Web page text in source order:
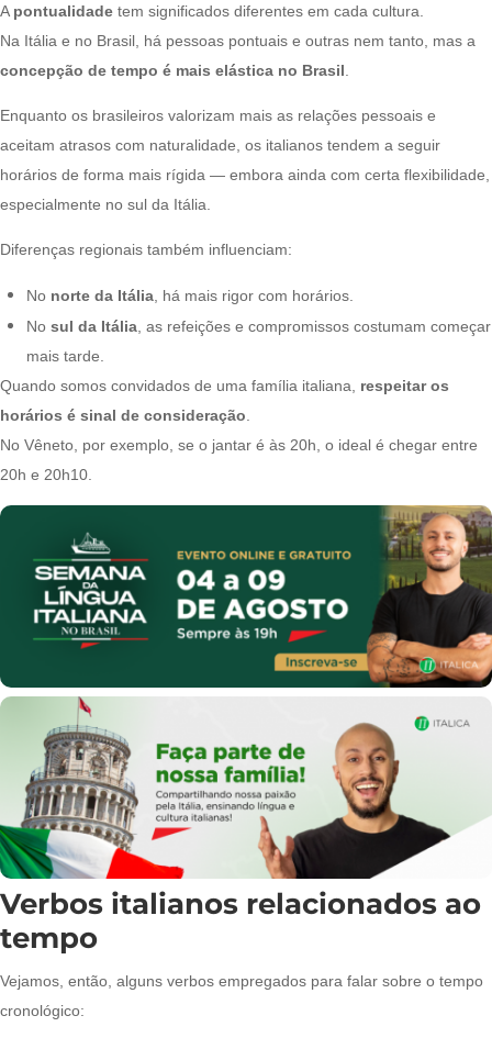
A pontualidade tem significados diferentes em cada cultura.
Na Itália e no Brasil, há pessoas pontuais e outras nem tanto, mas a
concepção de tempo é mais elástica no Brasil
Enquanto os brasileiros valorizam mais as relações pessoais e
aceitam atrasos com naturalidade, os italianos tendem a seguir
horários de forma mais rígida — embora ainda com certa flexibilidade,
especialmente no sul da Itália.
Diferenças regionais também influenciam:
No norte da Itália , há mais rigor com horários.
No sul da Itália , as refeições e compromissos costumam começar
mais tarde.
Quando somos convidados de uma família italiana, respeitar os
horários é sinal de consideração
No Vêneto, por exemplo, se o jantar é às 20h, o ideal é chegar entre
20h e 20h10.
Verbos italianos relacionados ao
tempo
Vejamos, então, alguns verbos empregados para falar sobre o tempo
cronológico: